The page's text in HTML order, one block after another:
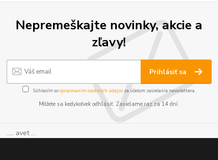
Nepremeškajte novinky, akcie a
zľavy!
Prihlásiť sa
Súhlasím sospracovaním osobných údajov za účelom zasielania newslettera.
Môžete sa kedykoľvek odhlásiť. Zasielame raz za 14 dní.
..... avet ...